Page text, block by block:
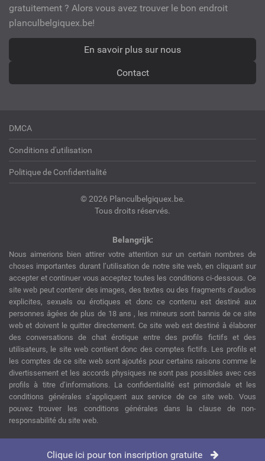
gratuitement ? Alors vous avez trouver le bon endroit
planculbelgiquex.be!
En savoir plus sur nous
Contact
DMCA
Conditions d'utilisation
Politique de Confidentialité
© 2026 Planculbelgiquex.be.
Tous droits réservés.
Belangrijk:
Nous aimerions bien attirer votre attention sur un certain nombres de
choses importantes durant l’utilisation de notre site web, en cliquant sur
accepter et continuer vous acceptez toutes les conditions ci-dessous. Ce
site web peut contenir des images, des textes ou des fragments d’audios
explicites, sexuels ou érotiques et donc ce contenu est destiné aux
personnes âgées de plus de 18 ans , les mineurs sont bannis de ce site
web et doivent le quitter directement. Ce site web est destiné à élaborer
des conversations de chat érotique entre des profils fictifs et des
utilisateurs, le site web contient donc des comptes fictifs. Les profils et
les comptes de ce site web sont ajoutés pour certains raisons comme le
divertissement et les accords physiques ne sont pas possibles avec ces
profils à titre d’informations. La confidentialité est primordiale et les
conditions générales s’appliquent aux service de ce site web. Vous
pouvez trouver les conditions générales dans la clause de non-
responsabilité du site web.
Clique ici pour ton inscription gratuite